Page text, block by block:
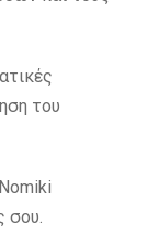
του
σου.